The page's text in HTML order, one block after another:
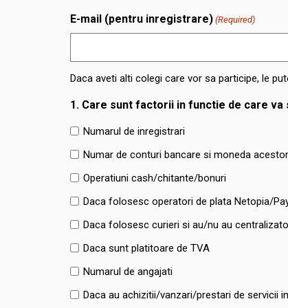
E-mail (pentru inregistrare) (Required)
Daca aveti alti colegi care vor sa participe, le
1. Care sunt factorii in functie de care va
Numarul de inregistrari
Numar de conturi bancare si moneda
Operatiuni cash/chitante/bonuri
Daca folosesc operatori de plata Netopia/
Daca folosesc curieri si au/nu au
Daca sunt platitoare de TVA
Numarul de angajati
Daca au achizitii/vanzari/prestari de servicii